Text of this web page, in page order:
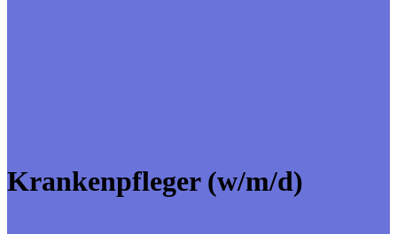
Krankenpfleger (w/m/d)